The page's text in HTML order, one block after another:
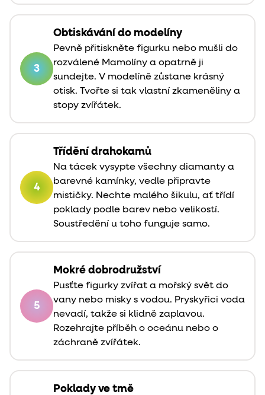
3
Obtiskávání do modelíny
Pevně přitiskněte figurku nebo mušli do
rozválené Mamolíny a opatrně ji
sundejte. V modelíně zůstane krásný
otisk. Tvořte si tak vlastní zkameněliny a
stopy zvířátek.
4
Třídění drahokamů
Na tácek vysypte všechny diamanty a
barevné kamínky, vedle připravte
mističky. Nechte malého šikulu, ať třídí
poklady podle barev nebo velikostí.
Soustředění u toho funguje samo.
5
Mokré dobrodružství
Pusťte figurky zvířat a mořský svět do
vany nebo misky s vodou. Pryskyřici voda
nevadí, takže si klidně zaplavou.
Rozehrajte příběh o oceánu nebo o
záchraně zvířátek.
Poklady ve tmě